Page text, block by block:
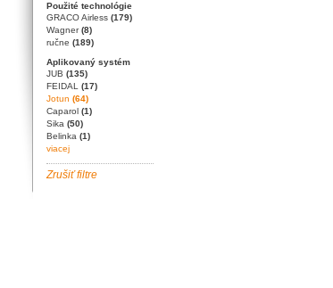
Použité technológie
GRACO Airless (179)
Wagner(8)
ručne (189)
Aplikovaný systém
JUB (135)
FEIDAL (17)
Jotun (64)
Caparol (1)
Sika (50)
Belinka (1)
viacej
Zrušiť filtre